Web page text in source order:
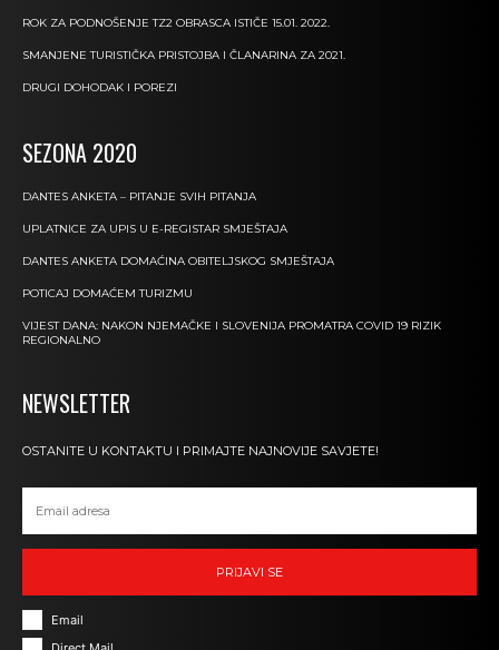
ROK ZA PODNOŠENJE TZ2 OBRASCA ISTIČE 15.01. 2022.
SMANJENE TURISTIČKA PRISTOJBA I ČLANARINA ZA 2021.
DRUGI DOHODAK I POREZI
SEZONA 2020
DANTES ANKETA – PITANJE SVIH PITANJA
UPLATNICE ZA UPIS U E-REGISTAR SMJEŠTAJA
DANTES ANKETA DOMAĆINA OBITELJSKOG SMJEŠTAJA
POTICAJ DOMAĆEM TURIZMU
VIJEST DANA: NAKON NJEMAČKE I SLOVENIJA PROMATRA COVID 19 RIZIK
REGIONALNO
NEWSLETTER
OSTANITE U KONTAKTU I PRIMAJTE NAJNOVIJE SAVJETE!
PRIJAVI SE
Email